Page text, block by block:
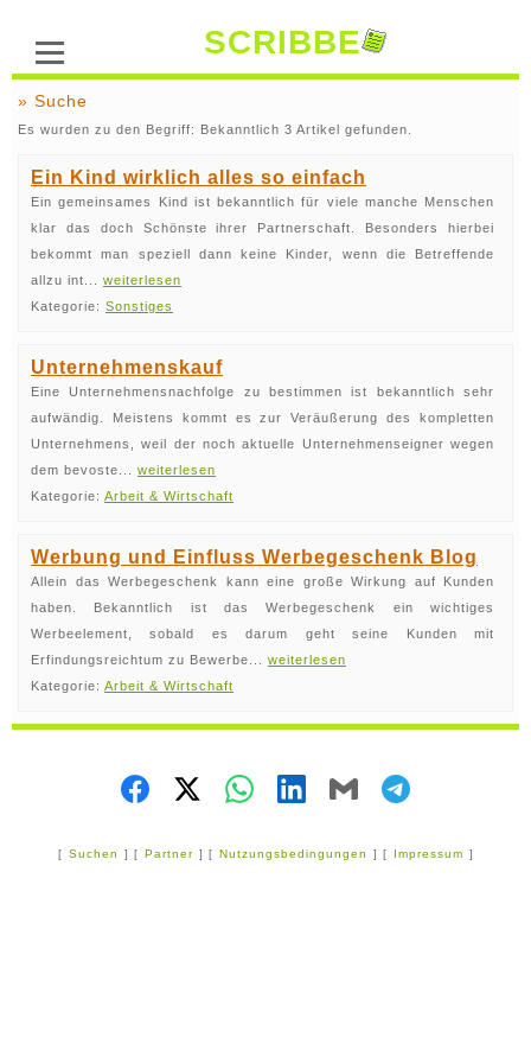
SCRIBBE
» Suche
Es wurden zu den Begriff: Bekanntlich 3 Artikel gefunden.
Ein Kind wirklich alles so einfach
Ein gemeinsames Kind ist bekanntlich für viele manche Menschen
klar das doch Schönste ihrer Partnerschaft. Besonders hierbei
bekommt man speziell dann keine Kinder, wenn die Betreffende
allzu int... weiterlesen
Kategorie: Sonstiges
Unternehmenskauf
Eine Unternehmensnachfolge zu bestimmen ist bekanntlich sehr
aufwändig. Meistens kommt es zur Veräußerung des kompletten
Unternehmens, weil der noch aktuelle Unternehmenseigner wegen
dem bevoste... weiterlesen
Kategorie: Arbeit & Wirtschaft
Werbung und Einfluss Werbegeschenk Blog
Allein das Werbegeschenk kann eine große Wirkung auf Kunden
haben. Bekanntlich ist das Werbegeschenk ein wichtiges
Werbeelement, sobald es darum geht seine Kunden mit
Erfindungsreichtum zu Bewerbe... weiterlesen
Kategorie: Arbeit & Wirtschaft
[ Suchen ] [ Partner ] [ Nutzungsbedingungen ] [ Impressum ]